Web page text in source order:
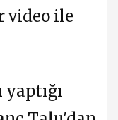
video ile